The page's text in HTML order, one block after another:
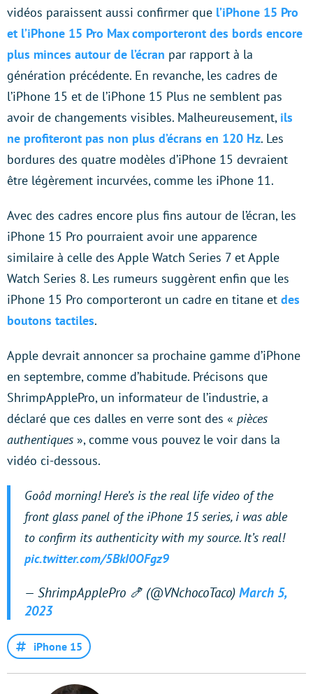
vidéos paraissent aussi confirmer que l’iPhone 15 Pro
et l’iPhone 15 Pro Max comporteront des bords encore
plus minces autour de l’écran par rapport à la
génération précédente. En revanche, les cadres de
l’iPhone 15 et de l’iPhone 15 Plus ne semblent pas
avoir de changements visibles. Malheureusement, ils
ne profiteront pas non plus d’écrans en 120 Hz. Les
bordures des quatre modèles d’iPhone 15 devraient
être légèrement incurvées, comme les iPhone 11.
Avec des cadres encore plus fins autour de l’écran, les
iPhone 15 Pro pourraient avoir une apparence
similaire à celle des Apple Watch Series 7 et Apple
Watch Series 8. Les rumeurs suggèrent enfin que les
iPhone 15 Pro comporteront un cadre en titane et des
boutons tactiles.
Apple devrait annoncer sa prochaine gamme d’iPhone
en septembre, comme d’habitude. Précisons que
ShrimpApplePro, un informateur de l’industrie, a
déclaré que ces dalles en verre sont des « pièces
authentiques », comme vous pouvez le voir dans la
vidéo ci-dessous.
Goôd morning! Here’s is the real life video of the
front glass panel of the iPhone 15 series, i was able
to confirm its authenticity with my source. It’s real!
pic.twitter.com/5BkI0OFgz9
— ShrimpApplePro 🍤 (@VNchocoTaco) March 5,
2023
iPhone 15